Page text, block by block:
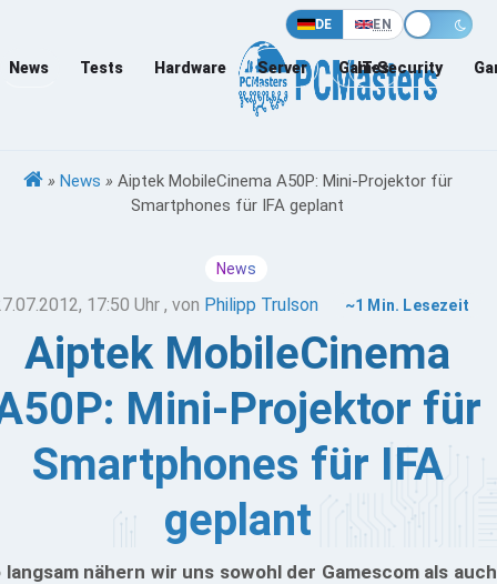
DE EN
News Tests Hardware Server Games
IT-Security
» News » Aiptek MobileCinema A50P: Mini-Projektor für
Smartphones für IFA geplant
News
17:50 Uhr , von Philipp Trulson ~1 Min. Lesezeit
Aiptek MobileCinema
Mini-Projektor für
Smartphones für IFA
geplant
langsam nähern wir uns sowohl der Gamescom als auch